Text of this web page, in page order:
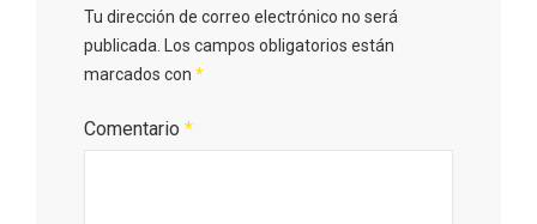
Tu dirección de correo electrónico no será
publicada.
Los campos obligatorios están
marcados con *
Comentario *
Semana Santa en la Ribera del Duero
2026